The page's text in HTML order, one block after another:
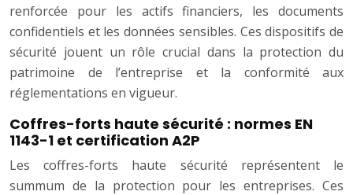
renforcée pour les actifs financiers, les documents
confidentiels et les données sensibles. Ces dispositifs de
sécurité jouent un rôle crucial dans la protection du
patrimoine de l’entreprise et la conformité aux
réglementations en vigueur.
Coffres-forts haute sécurité : normes EN
1143-1 et certification A2P
Les coffres-forts haute sécurité représentent le
summum de la protection pour les entreprises. Ces